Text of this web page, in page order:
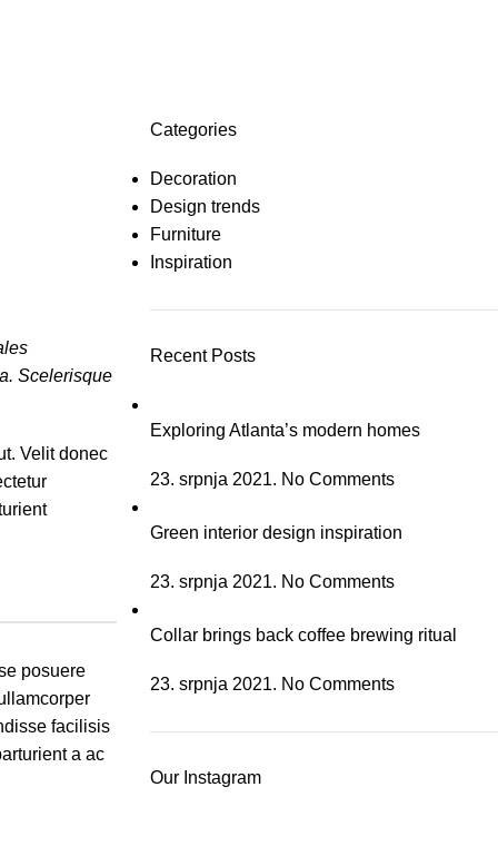
Scelerisque
Velit donec
posuere
facilisis
a ac
Categories
Decoration
Design trends
Furniture
Inspiration
Recent Posts
Exploring Atlanta’s modern homes
23. srpnja 2021. No Comments
Green interior design inspiration
23. srpnja 2021. No Comments
Collar brings back coffee brewing ritual
23. srpnja 2021. No Comments
Our Instagram